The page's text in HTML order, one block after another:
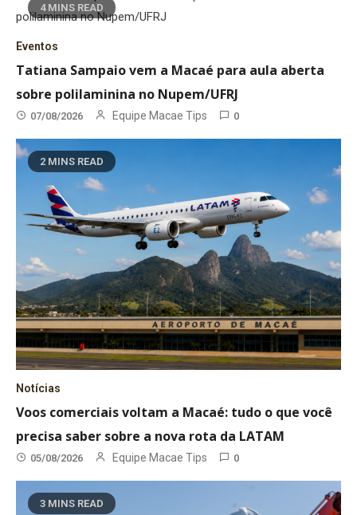
4 MINS READ
Eventos
Tatiana Sampaio vem a Macaé para aula aberta
sobre polilaminina no Nupem/UFRJ
07/08/2026 Equipe Macae Tips 0
2 MINS READ
Notícias
Voos comerciais voltam a Macaé: tudo o que você
precisa saber sobre a nova rota da LATAM
05/08/2026 Equipe Macae Tips 0
3 MINS READ